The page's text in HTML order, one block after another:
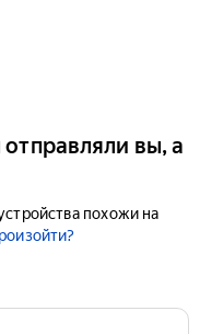
вы, а
похожи на